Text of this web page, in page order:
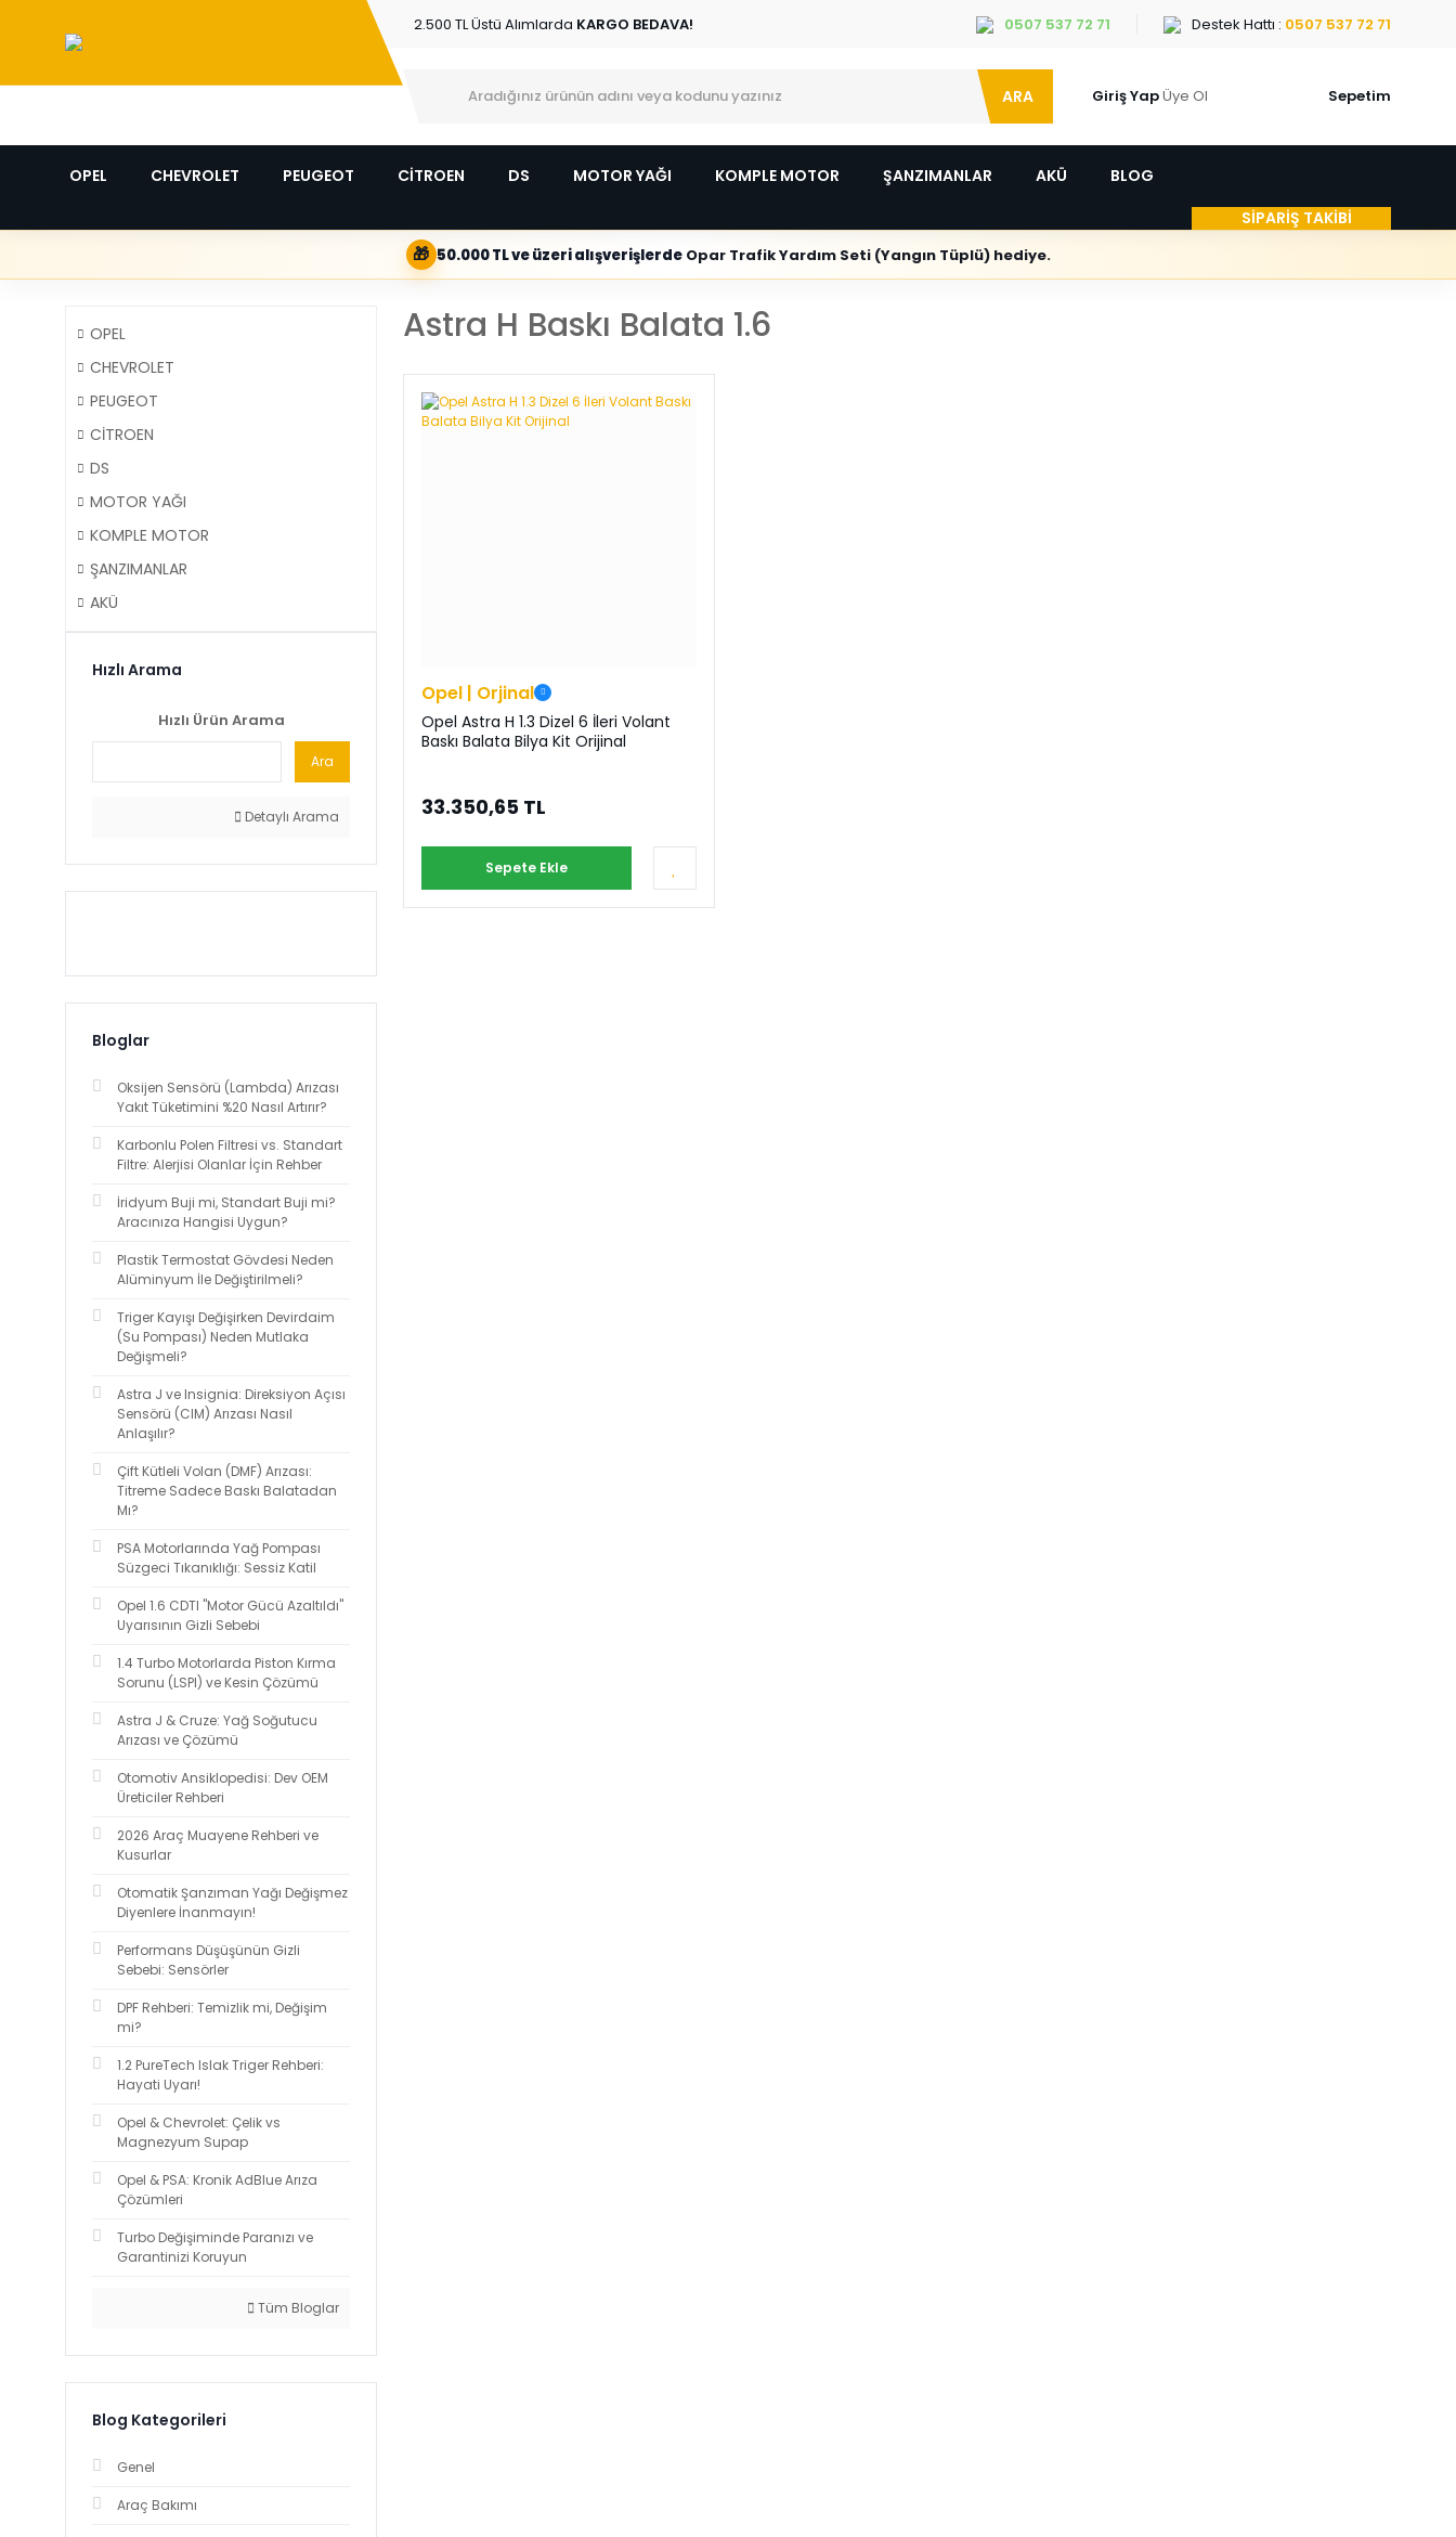
2.500 TL Üstü Alımlarda KARGO BEDAVA! 0507 537 72 71 Destek Hattı : 0507 537 72 71
ARA Giriş YapÜye Ol Sepetim
OPEL CHEVROLET PEUGEOT CİTROEN DS MOTOR YAĞI KOMPLE MOTOR ŞANZIMANLAR AKÜ
BLOG
SİPARİŞ TAKİBİ
🎁 50.000 TL ve üzeri alışverişlerdeOpar Trafik Yardım Seti (Yangın Tüplü) hediye.
OPEL
CHEVROLET
PEUGEOT
CİTROEN
DS
MOTOR YAĞI
KOMPLE MOTOR
ŞANZIMANLAR
AKÜ
Hızlı Arama
Hızlı Ürün Arama
Ara
Detaylı Arama
Bloglar
Oksijen Sensörü (Lambda) Arızası
Yakıt Tüketimini %20 Nasıl Artırır?
Karbonlu Polen Filtresi vs. Standart
Filtre: Alerjisi Olanlar İçin Rehber
İridyum Buji mi, Standart Buji mi?
Aracınıza Hangisi Uygun?
Plastik Termostat Gövdesi Neden
Alüminyum İle Değiştirilmeli?
Triger Kayışı Değişirken Devirdaim
(Su Pompası) Neden Mutlaka
Değişmeli?
Astra J ve Insignia: Direksiyon Açısı
Sensörü (CIM) Arızası Nasıl
Anlaşılır?
Çift Kütleli Volan (DMF) Arızası:
Titreme Sadece Baskı Balatadan
Mı?
PSA Motorlarında Yağ Pompası
Süzgeci Tıkanıklığı: Sessiz Katil
Opel 1.6 CDTI "Motor Gücü Azaltıldı"
Uyarısının Gizli Sebebi
1.4 Turbo Motorlarda Piston Kırma
Sorunu (LSPI) ve Kesin Çözümü
Astra J & Cruze: Yağ Soğutucu
Arızası ve Çözümü
Otomotiv Ansiklopedisi: Dev OEM
Üreticiler Rehberi
2026 Araç Muayene Rehberi ve
Kusurlar
Otomatik Şanzıman Yağı Değişmez
Diyenlere İnanmayın!
Performans Düşüşünün Gizli
Sebebi: Sensörler
DPF Rehberi: Temizlik mi, Değişim
mi?
1.2 PureTech Islak Triger Rehberi:
Hayati Uyarı!
Opel & Chevrolet: Çelik vs
Magnezyum Supap
Opel & PSA: Kronik AdBlue Arıza
Çözümleri
Turbo Değişiminde Paranızı ve
Garantinizi Koruyun
Tüm Bloglar
Blog Kategorileri
Genel
Araç Bakımı
Astra H Baskı Balata 1.6
Opel | Orjinal
Opel Astra H 1.3 Dizel 6 İleri Volant
Baskı Balata Bilya Kit Orijinal
33.350,65 TL
Sepete Ekle